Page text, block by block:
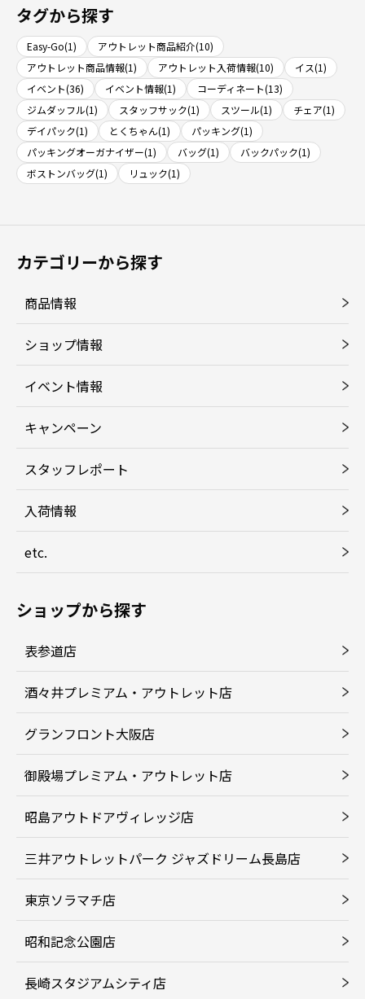
タグから探す
Easy-Go(1)
アウトレット商品紹介(10)
アウトレット商品情報(1)
アウトレット入荷情報(10)
イス(1)
イベント(36)
イベント情報(1)
コーディネート(13)
ジムダッフル(1)
スタッフサック(1) スツール(1)
チェア(1)
デイパック(1)
とくちゃん(1)
パッキング(1)
パッキングオーガナイザー(1)
バッグ(1)
バックパック(1)
ボストンバッグ(1)
リュック(1)
カテゴリーから探す
商品情報
ショップ情報
イベント情報
キャンペーン
スタッフレポート
入荷情報
etc.
ショップから探す
表参道店
酒々井プレミアム・アウトレット店
グランフロント大阪店
御殿場プレミアム・アウトレット店
昭島アウトドアヴィレッジ店
三井アウトレットパーク ジャズドリーム長島店
東京ソラマチ店
昭和記念公園店
長崎スタジアムシティ店